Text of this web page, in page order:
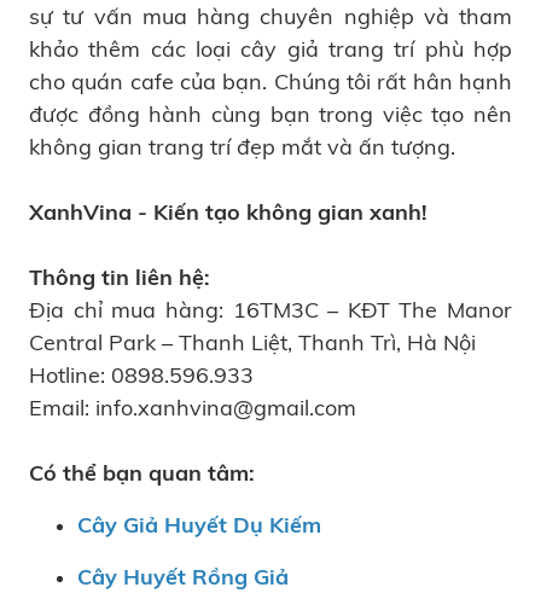
sự tư vấn mua hàng chuyên nghiệp và tham
khảo thêm các loại cây giả trang trí phù hợp
cho quán cafe của bạn. Chúng tôi rất hân hạnh
được đồng hành cùng bạn trong việc tạo nên
không gian trang trí đẹp mắt và ấn tượng.
XanhVina - Kiến tạo không gian xanh!
Thông tin liên hệ:
Địa chỉ mua hàng: 16TM3C – KĐT The Manor
Central Park – Thanh Liệt, Thanh Trì, Hà Nội
Hotline: 0898.596.933
Email: info.xanhvina@gmail.com
Có thể bạn quan tâm:
Cây Giả Huyết Dụ Kiếm
Cây Huyết Rồng Giả